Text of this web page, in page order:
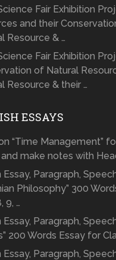
Fair Exhibition
and their
Resource & …
Fair Exhibition
of Natural
Resource & their …
ESSAYS
“Time Management”
make notes with
Essay, Paragraph,
Philosophy” 300
9, …
Essay, Paragraph,
200 Words Essay for
Essay, Paragraph,